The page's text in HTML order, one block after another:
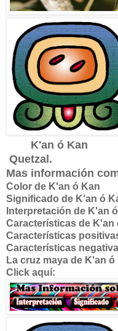
K'an
Quetzal.
Mas información
Color de K'an ó Kan
Significado de K'an ó
Interpretación de K'an
Características de K'an
Características
Características
La cruz maya de K'an ó
Click aquí: